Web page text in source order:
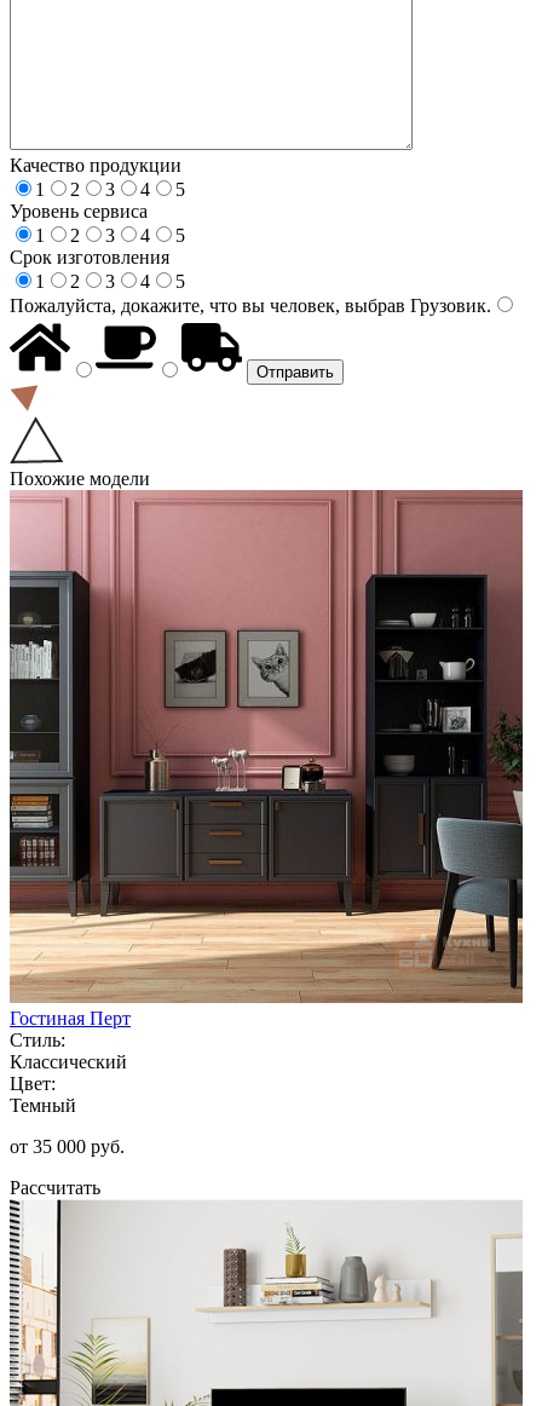
Качество продукции
1
2 3 4
5
Уровень сервиса
1
2 3 4
5
Срок изготовления
1
2 3 4
5
Пожалуйста, докажите, что вы человек, выбрав Грузовик.
Похожие модели
Гостиная Перт
Стиль:
Классический
Цвет:
Темный
от 35 000 руб.
Рассчитать